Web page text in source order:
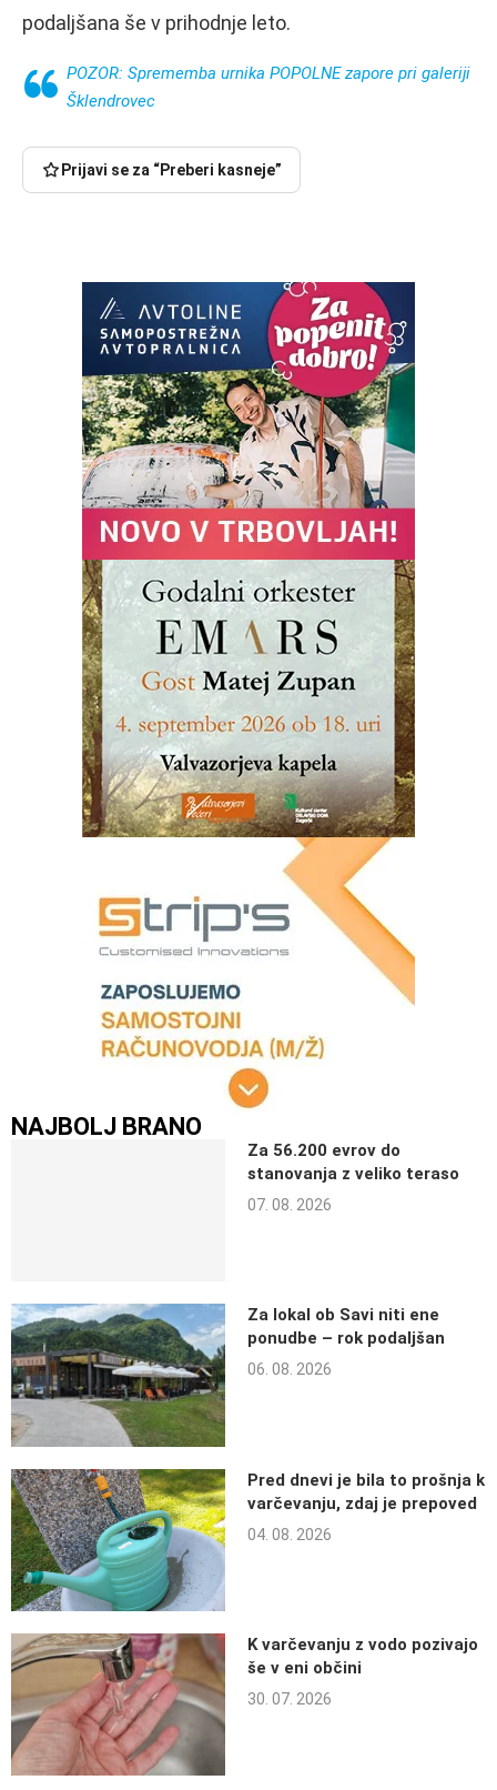
podaljšana še v prihodnje leto.
POZOR: Sprememba urnika POPOLNE zapore pri galeriji
Šklendrovec
Prijavi se za “Preberi kasneje”
NAJBOLJ BRANO
Za 56.200 evrov do
stanovanja z veliko teraso
07. 08. 2026
Za lokal ob Savi niti ene
ponudbe – rok podaljšan
06. 08. 2026
Pred dnevi je bila to prošnja k
varčevanju, zdaj je prepoved
04. 08. 2026
K varčevanju z vodo pozivajo
še v eni občini
30. 07. 2026